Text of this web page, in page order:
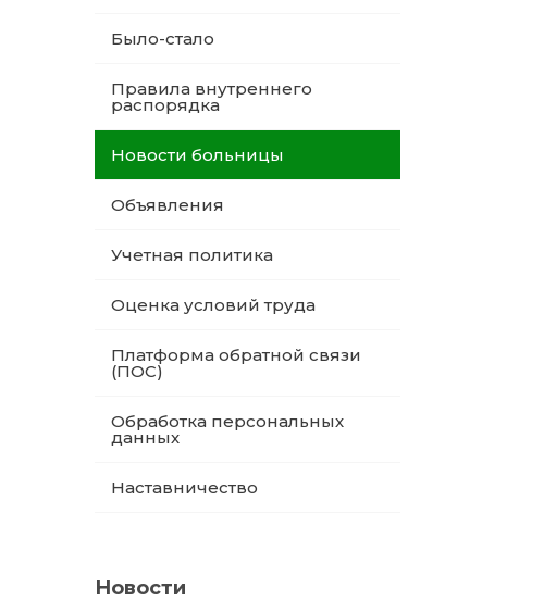
Было-стало
Правила внутреннего
распорядка
Новости больницы
Объявления
Учетная политика
Оценка условий труда
Платформа обратной связи
(ПОС)
Обработка персональных
данных
Наставничество
Новости